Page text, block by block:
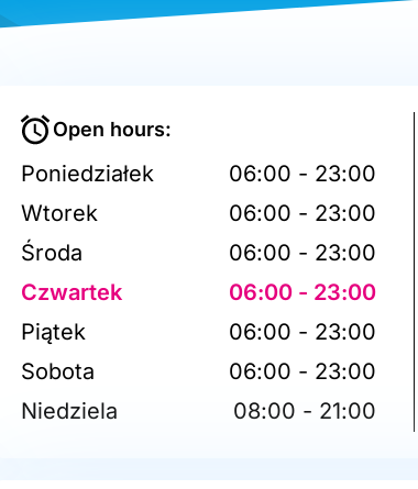
Open hours:
Poniedziałek
06:00 - 23:00
Wtorek
06:00 - 23:00
Środa
06:00 - 23:00
Czwartek
06:00 - 23:00
Piątek
06:00 - 23:00
Sobota
06:00 - 23:00
Niedziela
08:00 - 21:00